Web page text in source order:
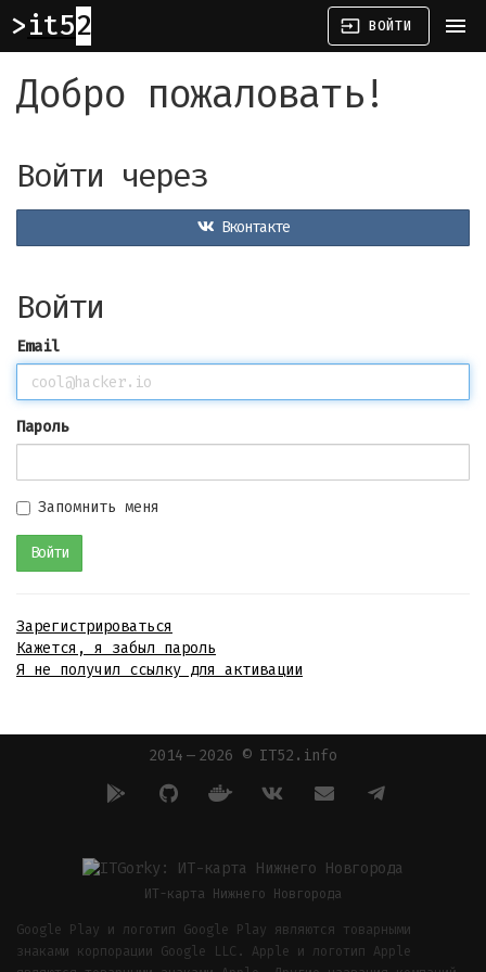
it52 input ВОЙТИ menu
Добро пожаловать!
Войти через
Вконтакте
Войти
Email
Пароль
Запомнить меня
Зарегистрироваться
Кажется, я забыл пароль
Я не получил ссылку для активации
2014 — 2026 © IT52.info
ИТ-карта Нижнего Новгорода
Google Play и логотип Google Play являются товарными
знаками корпорации Google LLC. Apple и логотип Apple